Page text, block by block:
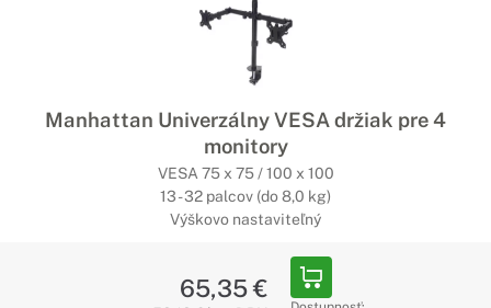
Manhattan Univerzálny VESA držiak pre 4
monitory
VESA 75 x 75 / 100 x 100
13 - 32 palcov (do 8,0 kg)
Výškovo nastaviteľný
65,35 €